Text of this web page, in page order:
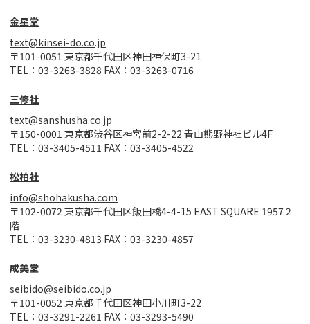
金星堂
text@kinsei-do.co.jp
〒101-0051 東京都千代田区神田神保町3-21
TEL：03-3263-3828 FAX：03-3263-0716
三修社
text@sanshusha.co.jp
〒150-0001 東京都渋谷区神宮前2-2-22 青山熊野神社ビル4F
TEL：03-3405-4511 FAX：03-3405-4522
松柏社
info@shohakusha.com
〒102-0072 東京都千代田区飯田橋4-4-15 EAST SQUARE 1957 2
階
TEL：03-3230-4813 FAX：03-3230-4857
成美堂
seibido@seibido.co.jp
〒101-0052 東京都千代田区神田小川町3-22
TEL：03-3291-2261 FAX：03-3293-5490